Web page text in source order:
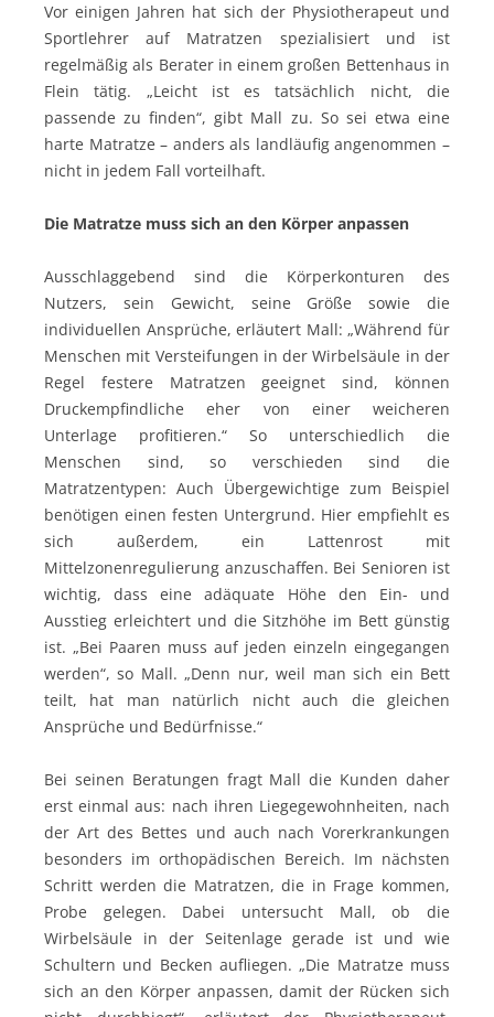
Vor einigen Jahren hat sich der Physiotherapeut und
Sportlehrer auf Matratzen spezialisiert und ist
regelmäßig als Berater in einem großen Bettenhaus in
Flein tätig. „Leicht ist es tatsächlich nicht, die
passende zu finden“, gibt Mall zu. So sei etwa eine
harte Matratze – anders als landläufig angenommen –
nicht in jedem Fall vorteilhaft.
Die Matratze muss sich an den Körper anpassen
Ausschlaggebend sind die Körperkonturen des
Nutzers, sein Gewicht, seine Größe sowie die
individuellen Ansprüche, erläutert Mall: „Während für
Menschen mit Versteifungen in der Wirbelsäule in der
Regel festere Matratzen geeignet sind, können
Druckempfindliche eher von einer weicheren
Unterlage profitieren.“ So unterschiedlich die
Menschen sind, so verschieden sind die
Matratzentypen: Auch Übergewichtige zum Beispiel
benötigen einen festen Untergrund. Hier empfiehlt es
sich außerdem, ein Lattenrost mit
Mittelzonenregulierung anzuschaffen. Bei Senioren ist
wichtig, dass eine adäquate Höhe den Ein- und
Ausstieg erleichtert und die Sitzhöhe im Bett günstig
ist. „Bei Paaren muss auf jeden einzeln eingegangen
werden“, so Mall. „Denn nur, weil man sich ein Bett
teilt, hat man natürlich nicht auch die gleichen
Ansprüche und Bedürfnisse.“
Bei seinen Beratungen fragt Mall die Kunden daher
erst einmal aus: nach ihren Liegegewohnheiten, nach
der Art des Bettes und auch nach Vorerkrankungen
besonders im orthopädischen Bereich. Im nächsten
Schritt werden die Matratzen, die in Frage kommen,
Probe gelegen. Dabei untersucht Mall, ob die
Wirbelsäule in der Seitenlage gerade ist und wie
Schultern und Becken aufliegen. „Die Matratze muss
sich an den Körper anpassen, damit der Rücken sich